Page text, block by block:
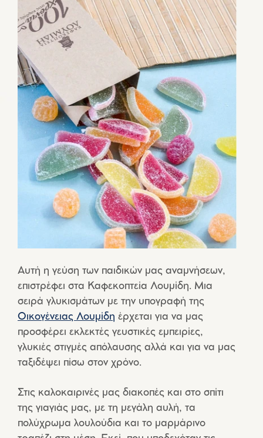
Αυτή η γεύση των παιδικών μας αναμνήσεων,
επιστρέφει στα Καφεκοπτεία Λουμίδη. Μια
σειρά γλυκισμάτων με την υπογραφή της
Οικογένειας Λουμίδη έρχεται για να μας
προσφέρει εκλεκτές γευστικές εμπειρίες,
γλυκιές στιγμές απόλαυσης αλλά και για να μας
ταξιδέψει πίσω στον χρόνο.
Στις καλοκαιρινές μας διακοπές και στο σπίτι
της γιαγιάς μας, με τη μεγάλη αυλή, τα
πολύχρωμα λουλούδια και το μαρμάρινο